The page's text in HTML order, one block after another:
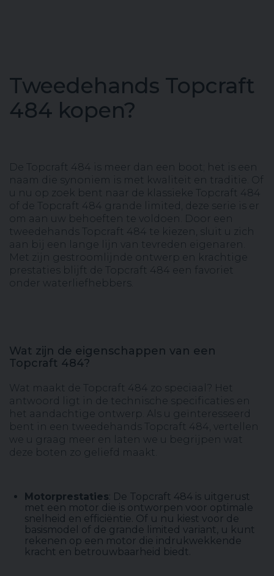
Tweedehands Topcraft
484 kopen?
De Topcraft 484 is meer dan een boot; het is een
naam die synoniem is met kwaliteit en traditie. Of
u nu op zoek bent naar de klassieke Topcraft 484
of de Topcraft 484 grande limited, deze serie is er
om aan uw behoeften te voldoen. Door een
tweedehands Topcraft 484 te kiezen, sluit u zich
aan bij een lange lijn van tevreden eigenaren.
Met zijn gestroomlijnde ontwerp en krachtige
prestaties blijft de Topcraft 484 een favoriet
onder waterliefhebbers.
Wat zijn de eigenschappen van een
Topcraft 484?
Wat maakt de Topcraft 484 zo speciaal? Het
antwoord ligt in de technische specificaties en
het aandachtige ontwerp. Als u geïnteresseerd
bent in een tweedehands Topcraft 484, vertellen
we u graag meer en laten we u begrijpen wat
deze boten zo geliefd maakt.
Motorprestaties: De Topcraft 484 is uitgerust
met een motor die is ontworpen voor optimale
snelheid en efficiëntie. Of u nu kiest voor de
basismodel of de grande limited variant, u kunt
rekenen op een motor die indrukwekkende
kracht en betrouwbaarheid biedt.